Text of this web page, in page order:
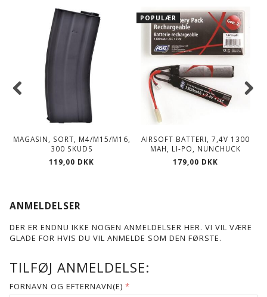
MAGASIN, SORT, M4/M15/M16,
300 SKUDS
119,00 DKK
POPULÆR
AIRSOFT BATTERI, 7,4V 1300
MAH, LI-PO, NUNCHUCK
179,00 DKK
ANMELDELSER
DER ER ENDNU IKKE NOGEN ANMELDELSER HER. VI VIL VÆRE
GLADE FOR HVIS DU VIL ANMELDE SOM DEN FØRSTE.
TILFØJ ANMELDELSE:
FORNAVN OG EFTERNAVN(E)